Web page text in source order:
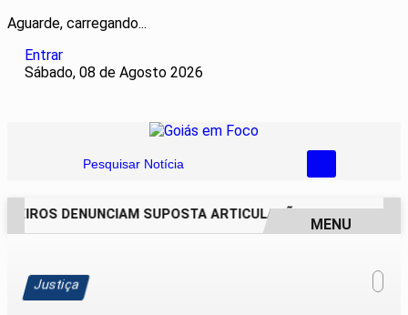
Aguarde, carregando...
Entrar
Sábado, 08 de Agosto 2026
Pesquisar Notícia
DENUNCIAM SUPOSTA ARTICULAÇÃO PARA
MENU
Justiça